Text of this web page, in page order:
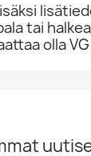
tai
olla